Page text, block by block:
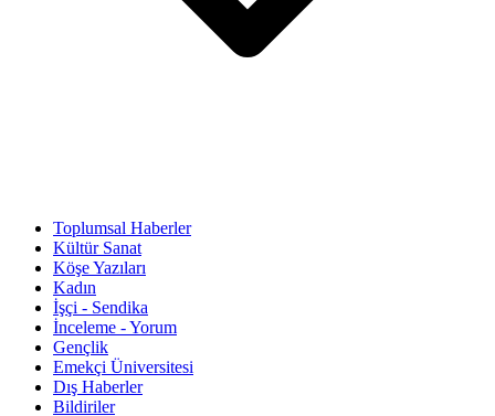
Toplumsal Haberler
Kültür Sanat
Köşe Yazıları
Kadın
İşçi - Sendika
İnceleme - Yorum
Gençlik
Emekçi Üniversitesi
Dış Haberler
Bildiriler